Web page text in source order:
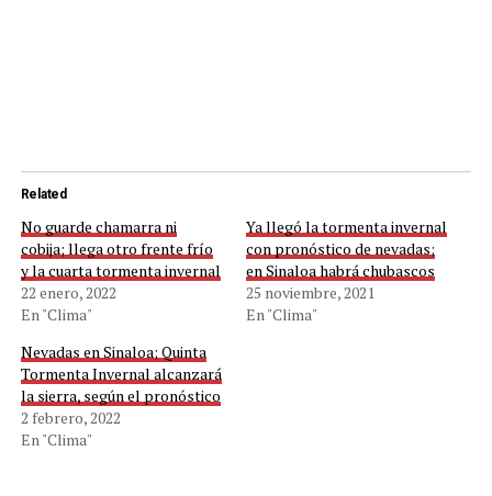
Related
No guarde chamarra ni
cobija; llega otro frente frío
y la cuarta tormenta invernal
22 enero, 2022
En "Clima"
Ya llegó la tormenta invernal
con pronóstico de nevadas;
en Sinaloa habrá chubascos
25 noviembre, 2021
En "Clima"
Nevadas en Sinaloa; Quinta
Tormenta Invernal alcanzará
la sierra, según el pronóstico
2 febrero, 2022
En "Clima"